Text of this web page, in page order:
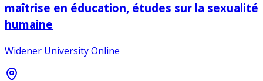
maîtrise en éducation, études sur la sexualité
humaine
Widener University Online